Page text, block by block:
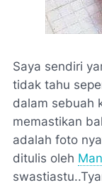
Saya sendiri
tidak tahu
dalam sebuah
memastikan
adalah foto
ditulis oleh